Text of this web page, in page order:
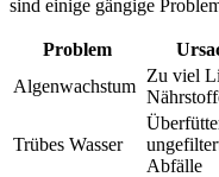
sind einige gängige
Problem
Algenwachstum
Zu viel
Trübes Wasser
Abfälle